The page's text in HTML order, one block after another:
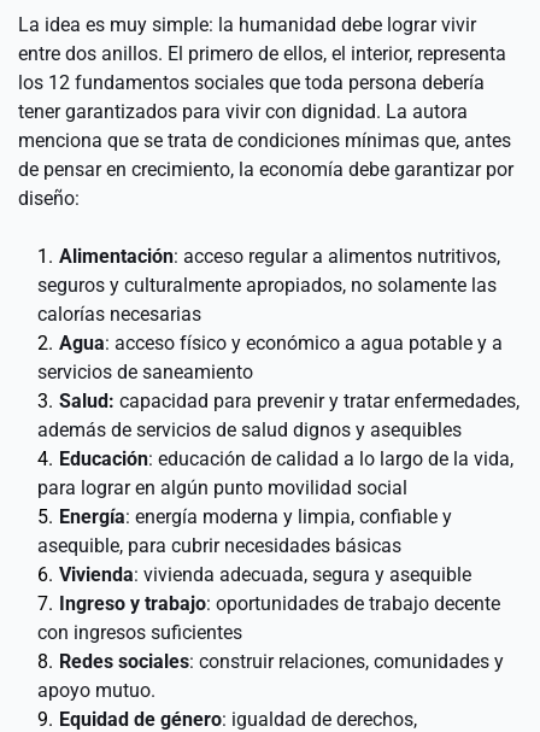
La idea es muy simple: la humanidad debe lograr vivir
entre dos anillos. El primero de ellos, el interior, representa
los 12 fundamentos sociales que toda persona debería
tener garantizados para vivir con dignidad. La autora
menciona que se trata de condiciones mínimas que, antes
de pensar en crecimiento, la economía debe garantizar por
diseño:
Alimentación: acceso regular a alimentos nutritivos,
seguros y culturalmente apropiados, no solamente las
calorías necesarias
Agua: acceso físico y económico a agua potable y a
servicios de saneamiento
Salud: capacidad para prevenir y tratar enfermedades,
además de servicios de salud dignos y asequibles
Educación: educación de calidad a lo largo de la vida,
para lograr en algún punto movilidad social
Energía: energía moderna y limpia, confiable y
asequible, para cubrir necesidades básicas
Vivienda: vivienda adecuada, segura y asequible
Ingreso y trabajo: oportunidades de trabajo decente
con ingresos suficientes
Redes sociales: construir relaciones, comunidades y
apoyo mutuo.
Equidad de género: igualdad de derechos,